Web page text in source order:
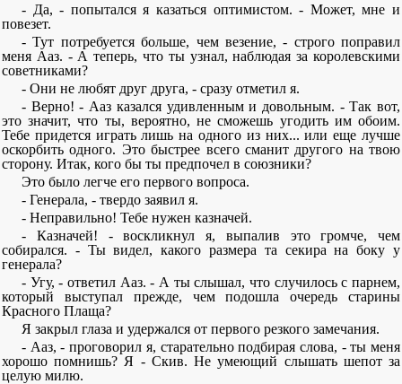
- Да, - попытался я казаться оптимистом. - Может, мне и
повезет.
- Тут потребуется больше, чем везение, - строго поправил
меня Ааз. - А теперь, что ты узнал, наблюдая за королевскими
советниками?
- Они не любят друг друга, - сразу отметил я.
- Верно! - Ааз казался удивленным и довольным. - Так вот,
это значит, что ты, вероятно, не сможешь угодить им обоим.
Тебе придется играть лишь на одного из них... или еще лучше
оскорбить одного. Это быстрее всего сманит другого на твою
сторону. Итак, кого бы ты предпочел в союзники?
Это было легче его первого вопроса.
- Генерала, - твердо заявил я.
- Неправильно! Тебе нужен казначей.
- Казначей! - воскликнул я, выпалив это громче, чем
собирался. - Ты видел, какого размера та секира на боку у
генерала?
- Угу, - ответил Ааз. - А ты слышал, что случилось с парнем,
который выступал прежде, чем подошла очередь старины
Красного Плаща?
Я закрыл глаза и удержался от первого резкого замечания.
- Ааз, - проговорил я, старательно подбирая слова, - ты меня
хорошо помнишь? Я - Скив. Не умеющий слышать шепот за
целую милю.